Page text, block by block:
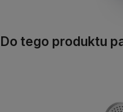
Do tego produktu